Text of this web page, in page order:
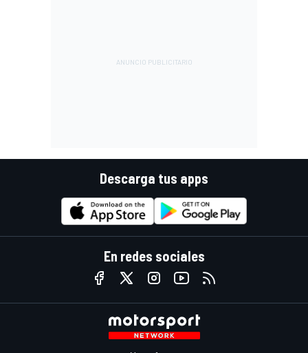
Descarga tus apps
En redes sociales